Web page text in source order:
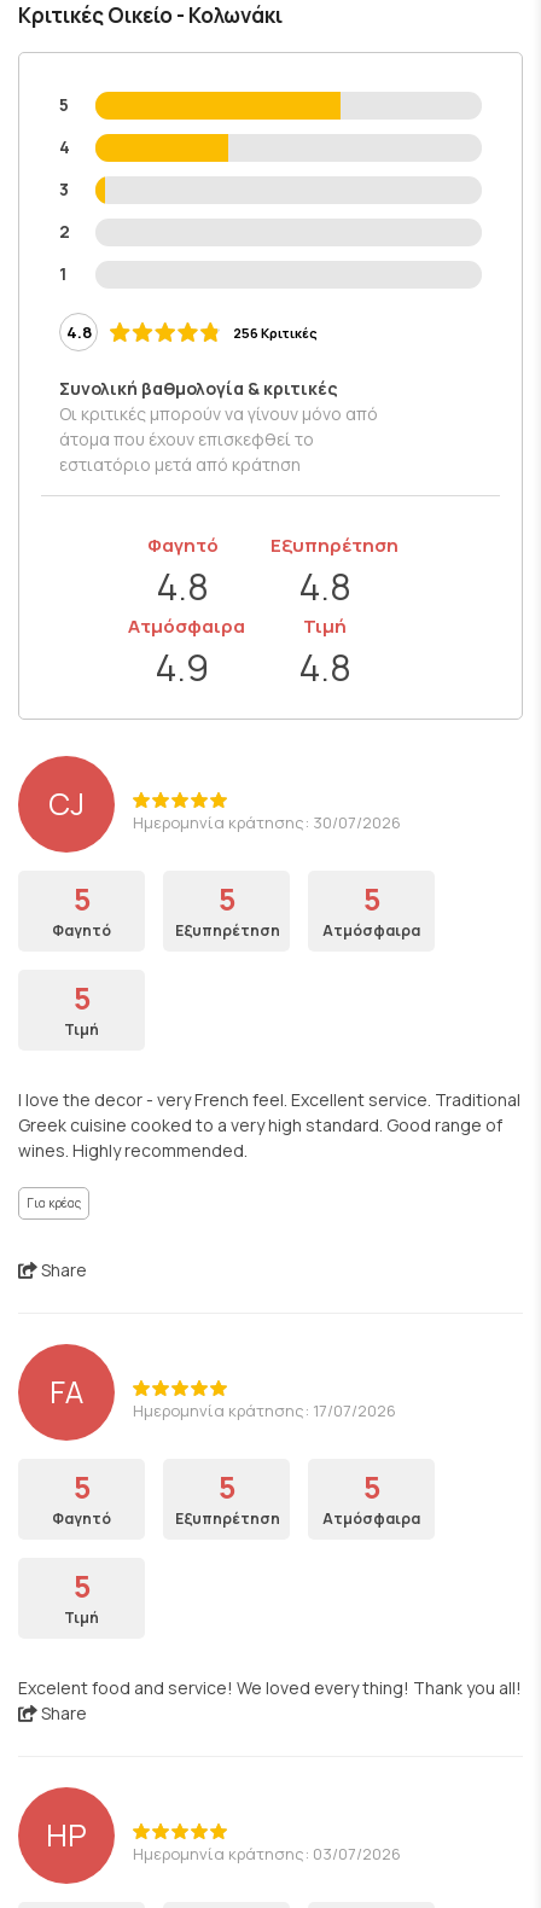
Κριτικές Οικείο - Κολωνάκι
5
4
3
2
1
4.8 256 Κριτικές
Συνολική βαθμολογία & κριτικές
Οι κριτικές μπορούν να γίνουν μόνο από
άτομα που έχουν επισκεφθεί το
εστιατόριο μετά από κράτηση
Φαγητό
4.8
Εξυπηρέτηση
4.8
Ατμόσφαιρα
4.9
Τιμή
4.8
CJ Ημερομηνία κράτησης: 30/07/2026
5
Φαγητό
5
Εξυπηρέτηση
5
Ατμόσφαιρα
5
Τιμή
I love the decor - very French feel. Excellent service. Traditional
Greek cuisine cooked to a very high standard. Good range of
wines. Highly recommended.
Για κρέας
Share
FA Ημερομηνία κράτησης: 17/07/2026
5
Φαγητό
5
Εξυπηρέτηση
5
Ατμόσφαιρα
5
Τιμή
Excelent food and service! We loved every thing! Thank you all!
Share
HP Ημερομηνία κράτησης: 03/07/2026